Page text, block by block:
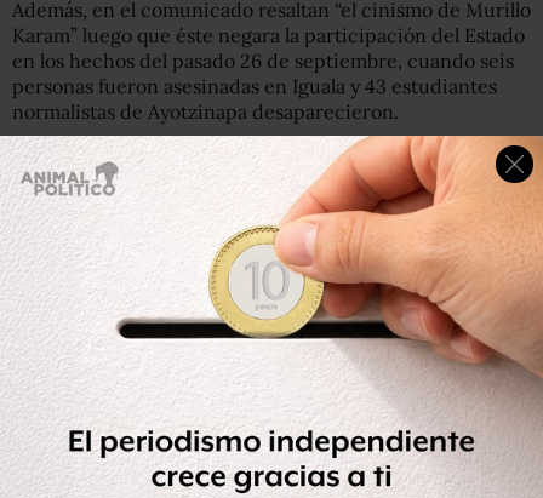
Además, en el comunicado resaltan “el cinismo de Murillo
Karam” luego que éste negara la participación del Estado
en los hechos del pasado 26 de septiembre, cuando seis
personas fueron asesinadas en Iguala y 43 estudiantes
normalistas de Ayotzinapa desaparecieron.